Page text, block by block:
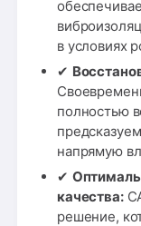
в условиях
✔
полностью
напрямую
✔
качества:
решение,